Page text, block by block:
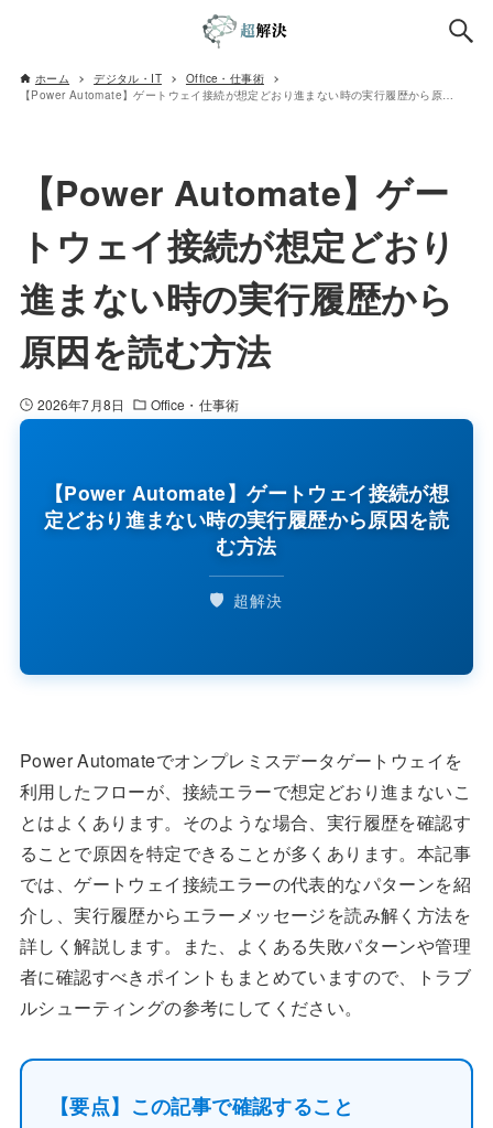
ホーム デジタル・IT
Office・仕事術
【Power Automate】ゲートウェイ接続が想定どおり進まない時の実行履歴から原因を読む方法
【Power Automate】ゲー
トウェイ接続が想定どおり
進まない時の実行履歴から
原因を読む方法
2026年7月8日 Office・仕事術
【Power Automate】ゲートウェイ接続が想
定どおり進まない時の実行履歴から原因を読
む方法
🛡️ 超解決
Power Automateでオンプレミスデータゲートウェイを
利用したフローが、接続エラーで想定どおり進まないこ
とはよくあります。そのような場合、実行履歴を確認す
ることで原因を特定できることが多くあります。本記事
では、ゲートウェイ接続エラーの代表的なパターンを紹
介し、実行履歴からエラーメッセージを読み解く方法を
詳しく解説します。また、よくある失敗パターンや管理
者に確認すべきポイントもまとめていますので、トラブ
ルシューティングの参考にしてください。
【要点】この記事で確認すること